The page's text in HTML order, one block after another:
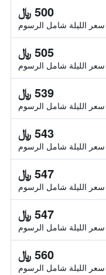
500 ﷼
سعر الليلة شامل الرسوم
505 ﷼
سعر الليلة شامل الرسوم
539 ﷼
سعر الليلة شامل الرسوم
543 ﷼
سعر الليلة شامل الرسوم
547 ﷼
سعر الليلة شامل الرسوم
547 ﷼
سعر الليلة شامل الرسوم
560 ﷼
سعر الليلة شامل الرسوم